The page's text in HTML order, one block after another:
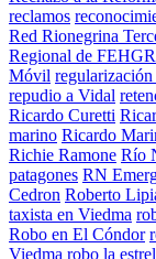
reclamos
Red Rionegrina
Regional de
Móvil regularización
repudio a Vidal
Ricardo Curetti
marino Ricardo
Richie Ramone Río
patagones RN
Cedron Roberto
taxista en Viedma
Robo en El Cóndor
Viedma robo la